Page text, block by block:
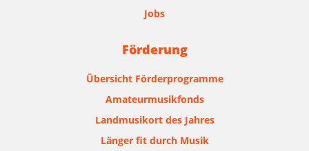
Jobs
Förderung
Übersicht Förderprogramme
Amateurmusikfonds
Landmusikort des Jahres
Länger fit durch Musik